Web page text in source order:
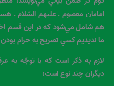
امامان معصوم ـ عليهم السّلام ـ
هم شامل مي‌شود كه در اين قسم
ما نديديم كسي تصريح به حرام بودن
لازم به ذكر است كه با توجّه
ديگران چند نوع است: